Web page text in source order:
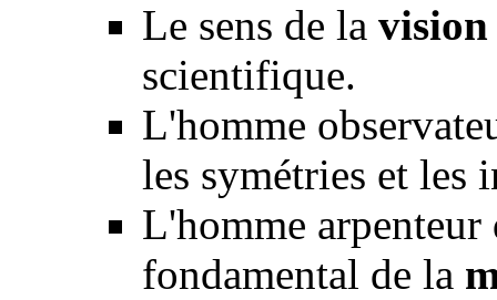
Le sens de la vision
scientifique.
L'homme
les symétries et les
L'homme
fondamental de la